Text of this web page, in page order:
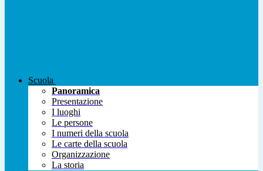
Scuola
Panoramica
Presentazione
I luoghi
Le persone
I numeri della scuola
Le carte della scuola
Organizzazione
La storia